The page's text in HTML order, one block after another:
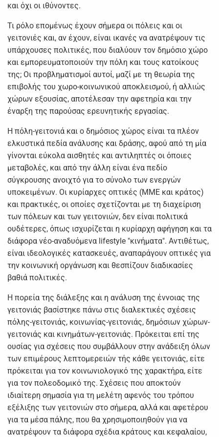
και όχι οι ιθύνοντες.
Τι ρόλο επομένως έχουν σήμερα οι πόλεις και οι
γειτονιές και, αν έχουν, είναι ικανές να ανατρέψουν τις
υπάρχουσες πολιτικές, που διαλύουν τον δημόσιο χώρο
και εμπορευματοποιούν την πόλη και τους κατοίκους
της; Οι προβληματισμοί αυτοί, μαζί με τη θεωρία της
επιβολής του χωρο-κοινωνικού αποκλεισμού, ή αλλιώς
χώρων εξουσίας, αποτέλεσαν την αφετηρία και την
έναρξη της παρούσας ερευνητικής εργασίας.
Η πόλη-γειτονιά και ο δημόσιος χώρος είναι τα πλέον
ελκυστικά πεδία ανάλυσης και δράσης, αφού από τη μία
γίνονται εύκολα αισθητές και αντιληπτές οι όποιες
μεταβολές, και από την άλλη είναι ένα πεδίο
σύγκρουσης ανοιχτό για το σύνολο των ενεργών
υποκειμένων. Οι κυρίαρχες οπτικές (ΜΜΕ και κράτος)
και πρακτικές, οι οποίες σχετίζονται με τη διαχείριση
των πόλεων και των γειτονιών, δεν είναι πολιτικά
ουδέτερες, όπως ισχυρίζεται η κυρίαρχη αφήγηση και τα
διάφορα νέο-αναδυόμενα lifestyle "κινήματα". Αντιθέτως,
είναι ιδεολογικές κατασκευές, αναπαράγουν οπτικές για
την κοινωνική οργάνωση και θεσπίζουν διαδικασίες
βαθιά πολιτικές.
Η πορεία της διάλεξης και η ανάλυση της έννοιας της
γειτονιάς βασίστηκε πάνω στις διαλεκτικές σχέσεις
πόλης-γειτονιάς, κοινωνίας-γειτονιάς, δημόσιων χώρων-
γειτονιάς και κινημάτων-γειτονιάς. Πρόκειται επί της
ουσίας για σχέσεις που συμβάλλουν στην ανάδειξη όλων
των επιμέρους λεπτομερειών τής κάθε γειτονιάς, είτε
πρόκειται για τον κοινωνιολογικό της χαρακτήρα, είτε
για τον πολεοδομικό της. Σχέσεις που αποκτούν
ιδιαίτερη σημασία για τη μελέτη αφενός του τρόπου
εξέλιξης των γειτονιών στο σήμερα, αλλά και αφετέρου
για τα μέσα πάλης, που θα χρησιμοποιηθούν για να
ανατρέψουν τα διάφορα σχέδια κράτους και κεφαλαίου,